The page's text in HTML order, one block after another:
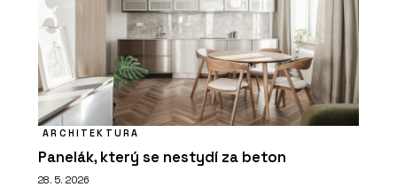
ARCHITEKTURA
Panelák, který se nestydí za beton
28. 5. 2026